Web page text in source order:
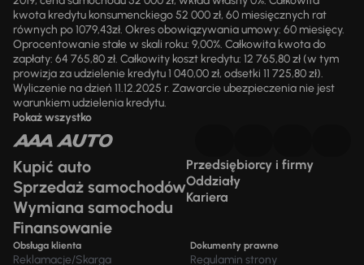
kwota kredytu konsumenckiego 52 000 zł, 60 miesięcznych rat
równych po 1079,43zł. Okres obowiązywania umowy: 60 miesięcy.
Oprocentowanie stałe w skali roku: 9,00%. Całkowita kwota do
zapłaty: 64 765,80 zł. Całkowity koszt kredytu: 12 765,80 zł (w tym
prowizja za udzielenie kredytu 1 040,00 zł, odsetki 11 725,80 zł).
Wyliczenie na dzień 11.12.2025 r. Zawarcie ubezpieczenia nie jest
warunkiem udzielenia kredytu.
Pokaż wszystko
Kupić auto
Sprzedaż samochodów
Wymiana samochodu
Finansowanie
Przedsiębiorcy i firmy
Oddziały
Kariera
Obsługa klienta
Reklamacje/Skarga
Dokumenty prawne
Regulamin strony